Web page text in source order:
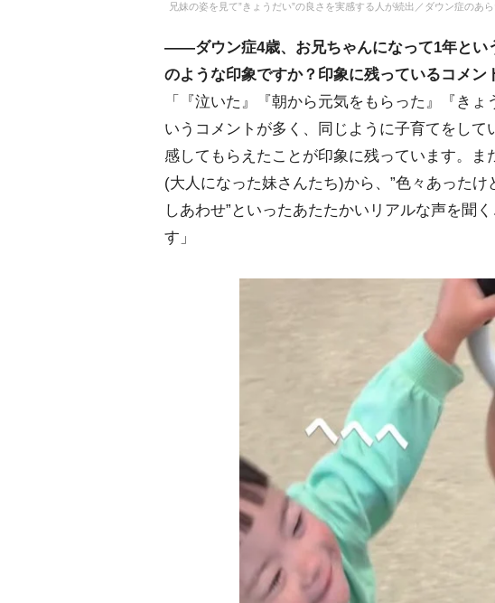
兄妹の姿を見て”きょうだい”の良さを実感する人が続出／ダウン症のあ
――ダウン症4歳、お兄ちゃんになって1年とい
のような印象ですか？印象に残っているコメン
「『泣いた』『朝から元気をもらった』『き
いうコメントが多く、同じように子育てをし
感してもらえたことが印象に残っています。
(大人になった妹さんたち)から、”色々あった
しあわせ”といったあたたかいリアルな声を聞
す」